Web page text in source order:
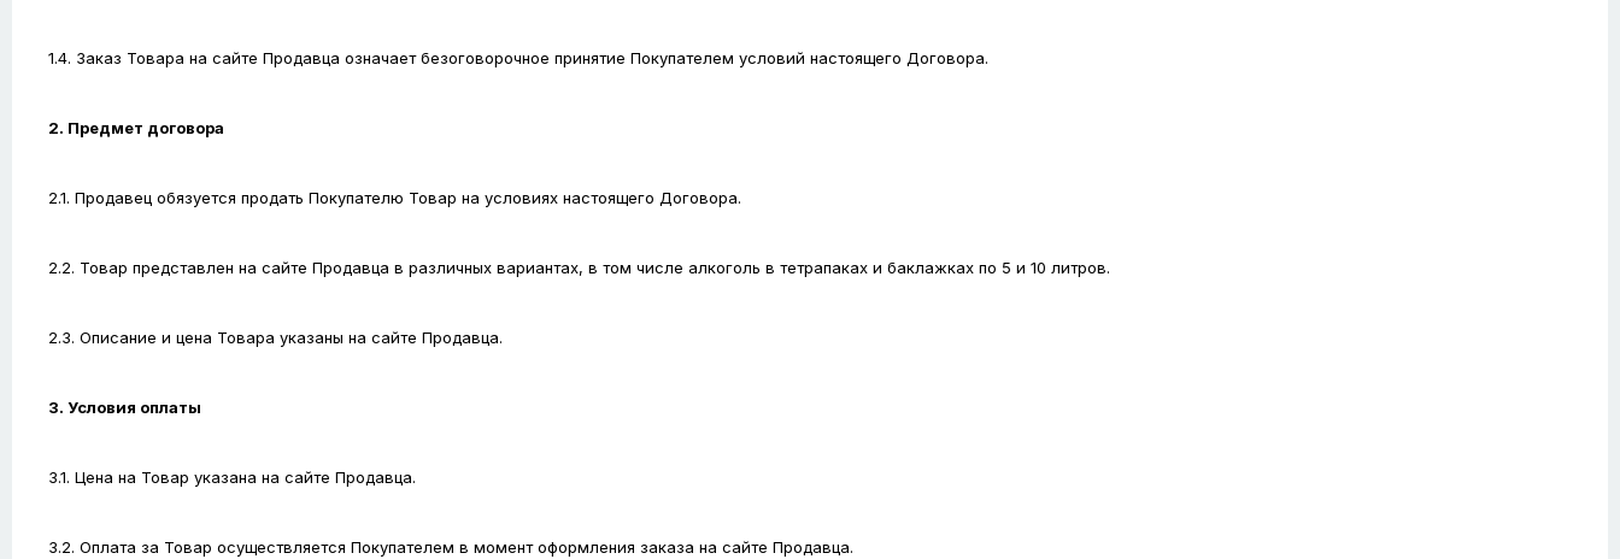
1.4. Заказ Товара на сайте Продавца означает безоговорочное принятие Покупателем условий настоящего Договора.
2. Предмет договора
2.1. Продавец обязуется продать Покупателю Товар на условиях настоящего Договора.
2.2. Товар представлен на сайте Продавца в различных вариантах, в том числе алкоголь в тетрапаках и баклажках по 5 и 10 литров.
2.3. Описание и цена Товара указаны на сайте Продавца.
3. Условия оплаты
3.1. Цена на Товар указана на сайте Продавца.
3.2. Оплата за Товар осуществляется Покупателем в момент оформления заказа на сайте Продавца.